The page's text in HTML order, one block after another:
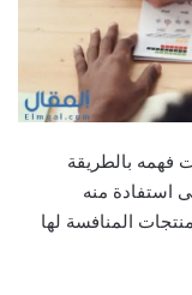
فهمه بالطريقة
استفادة منه
المنافسة لها